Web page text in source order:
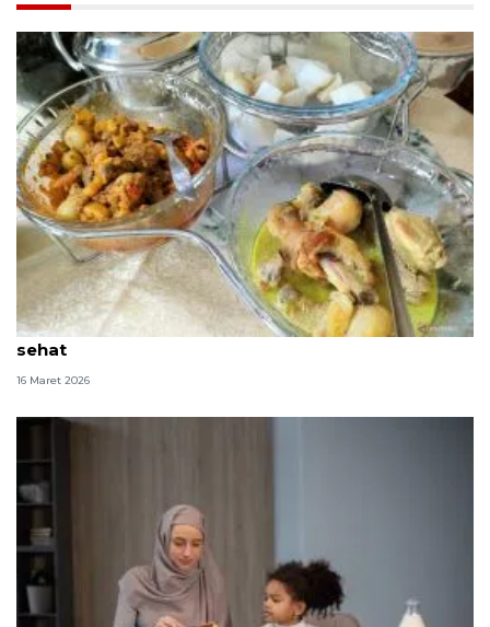
Transisi puasa ke Lebaran perlu dijaga agar tetap
sehat
16 Maret 2026